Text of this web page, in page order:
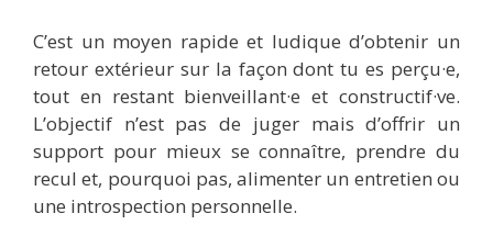
C’est un moyen rapide et ludique d’obtenir un
retour extérieur sur la façon dont tu es perçu·e,
tout en restant bienveillant·e et constructif·ve.
L’objectif n’est pas de juger mais d’offrir un
support pour mieux se connaître, prendre du
recul et, pourquoi pas, alimenter un entretien ou
une introspection personnelle.